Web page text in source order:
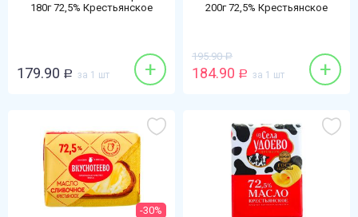
180г 72,5% Крестьянское
179.90 Р за 1 шт +
200г 72,5% Крестьянское
195.90 Р
184.90 Р за 1 шт +
-30%